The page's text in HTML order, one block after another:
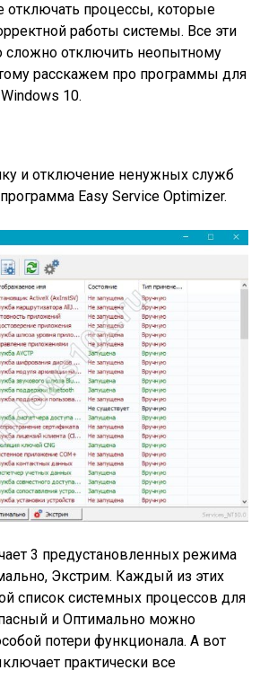
отключать процессы, которые
работы системы. Все эти
отключить неопытному
расскажем про программы для
10.
и отключение ненужных служб
Easy Service Optimizer.
3 предустановленных режима
Экстрим. Каждый из этих
список системных процессов для
и Оптимально можно
потери функционала. А вот
практически все